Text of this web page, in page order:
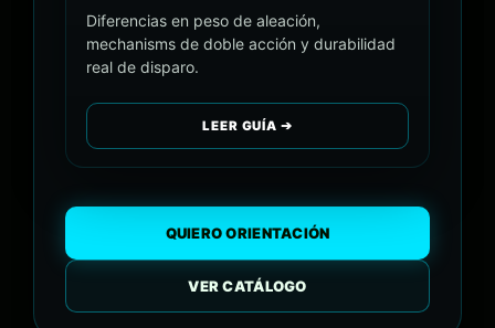
Diferencias en peso de aleación,
mechanisms de doble acción y durabilidad
real de disparo.
LEER GUÍA ➔
QUIERO ORIENTACIÓN
VER CATÁLOGO